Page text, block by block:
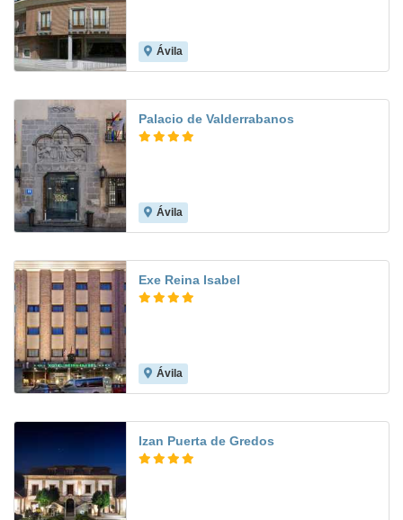
Ávila
Palacio de Valderrabanos
Ávila
Exe Reina Isabel
Ávila
Izan Puerta de Gredos